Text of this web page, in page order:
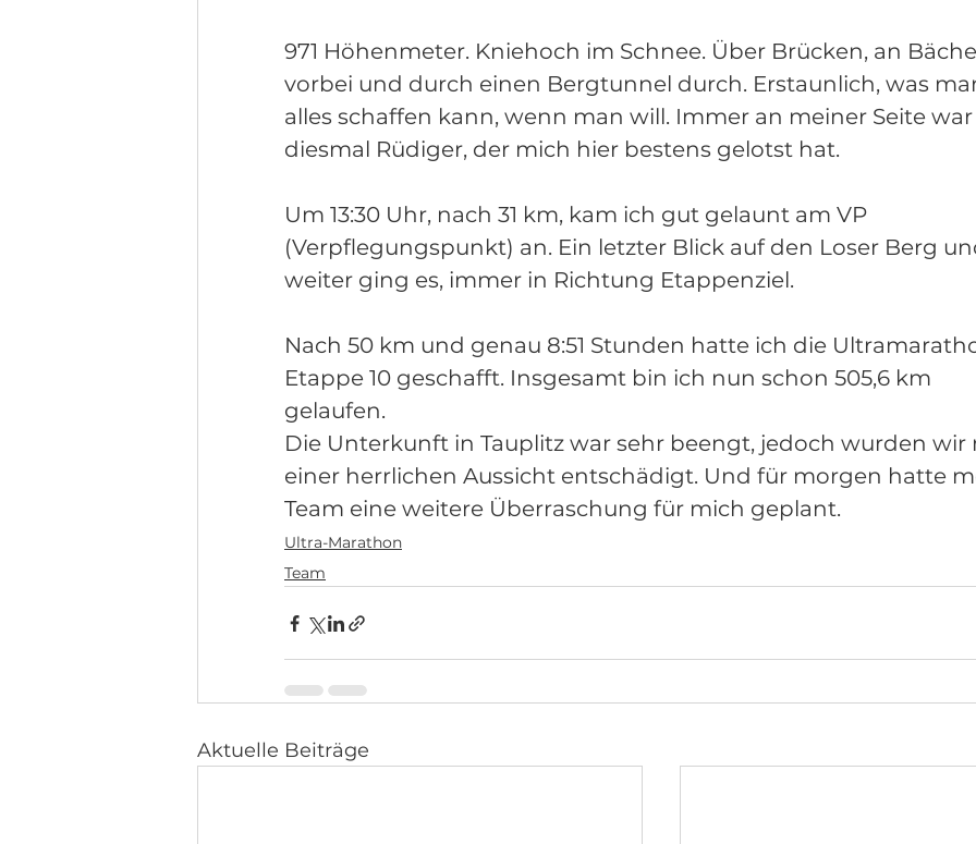
971 Höhenmeter. Kniehoch im Schnee. Über Brücken, an
vorbei und durch einen Bergtunnel durch. Erstaunlich, was
alles schaffen kann, wenn man will. Immer an meiner Seite war
diesmal Rüdiger, der mich hier bestens gelotst hat.
Um 13:30 Uhr, nach 31 km, kam ich gut gelaunt am VP
(Verpflegungspunkt) an. Ein letzter Blick auf den Loser Berg
weiter ging es, immer in Richtung Etappenziel.
Nach 50 km und genau 8:51 Stunden hatte ich die
Etappe 10 geschafft. Insgesamt bin ich nun schon 505,6 km
gelaufen.
Die Unterkunft in Tauplitz war sehr beengt, jedoch wurden wir
einer herrlichen Aussicht entschädigt. Und für morgen hatte
Team eine weitere Überraschung für mich geplant.
Ultra-Marathon
Team
Aktuelle Beiträge